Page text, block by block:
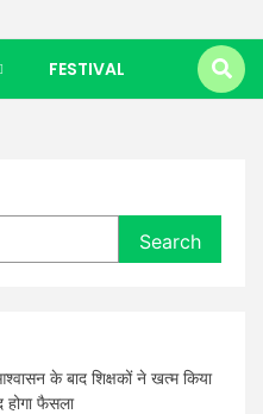
FESTIVAL
Search
के बाद शिक्षकों ने खत्म किया
होगा फैसला